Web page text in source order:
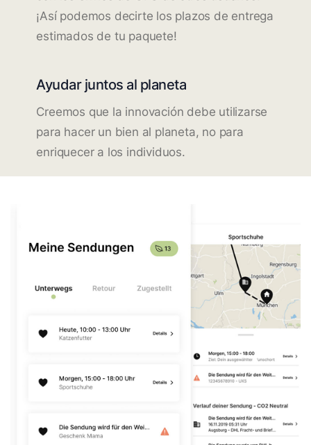
¡Así podemos decirte los plazos de entrega
estimados de tu paquete!
Ayudar juntos al planeta
Creemos que la innovación debe utilizarse
para hacer un bien al planeta, no para
enriquecer a los individuos.